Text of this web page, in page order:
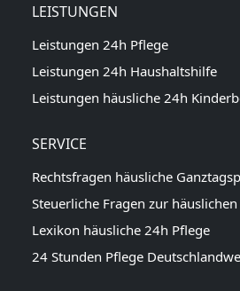
LEISTUNGEN
Leistungen 24h Pflege
Leistungen 24h Haushaltshilfe
Leistungen häusliche 24h
SERVICE
Rechtsfragen häusliche
Steuerliche Fragen zur
Lexikon häusliche 24h Pflege
24 Stunden Pflege